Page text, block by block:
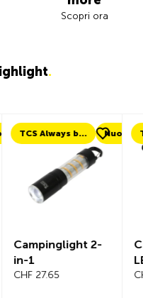
Scopri ora
.
TCS Always by my side Nuovo
2-
TCS Always by my side
Catena di luci